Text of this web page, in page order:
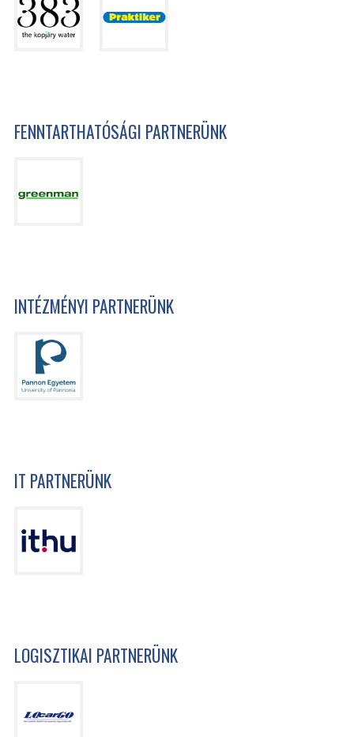
FENNTARTHATÓSÁGI PARTNERÜNK
INTÉZMÉNYI PARTNERÜNK
IT PARTNERÜNK
LOGISZTIKAI PARTNERÜNK